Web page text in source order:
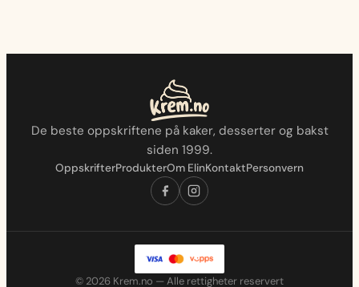
De beste oppskriftene på kaker, desserter og bakst
siden 1999.
OppskrifterProdukterOm ElinKontaktPersonvern
© 2026 Krem.no — Alle rettigheter reservert